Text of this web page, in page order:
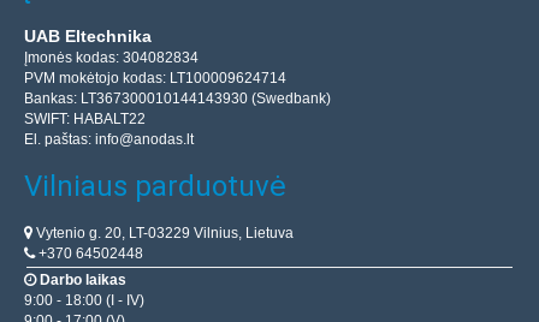
UAB Eltechnika
Įmonės kodas: 304082834
PVM mokėtojo kodas: LT100009624714
Bankas: LT367300010144143930 (Swedbank)
SWIFT: HABALT22
El. paštas: info@anodas.lt
Vilniaus parduotuvė
Vytenio g. 20, LT-03229 Vilnius, Lietuva
+370 64502448
Darbo laikas
9:00 - 18:00 (I - IV)